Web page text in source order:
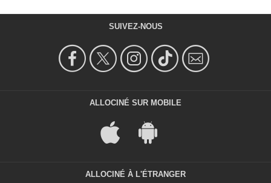
SUIVEZ-NOUS
ALLOCINÉ SUR MOBILE
ALLOCINÉ À L'ÉTRANGER